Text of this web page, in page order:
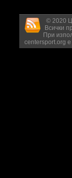
© 2020
Всички
При
centersport.org